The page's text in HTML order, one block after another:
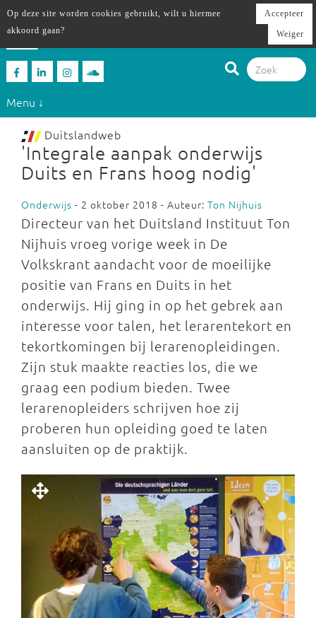
Menu ↓
Duitslandweb
'Integrale aanpak onderwijs
Duits en Frans hoog nodig'
Onderwijs - 2 oktober 2018 - Auteur: Ton Nijhuis
Directeur van het Duitsland Instituut Ton
Nijhuis vroeg vorige week in De
Volkskrant aandacht voor de moeilijke
positie van Frans en Duits in het
onderwijs. Hij ging in op het gebrek aan
interesse voor talen, het lerarentekort en
tekortkomingen bij lerarenopleidingen.
Zijn stuk maakte reacties los, die we
graag een podium bieden. Twee
lerarenopleiders schrijven hoe zij
proberen hun opleiding goed te laten
aansluiten op de praktijk.
Op deze site worden cookies gebruikt, wilt u hiermee
akkoord gaan?
Accepteer
Weiger